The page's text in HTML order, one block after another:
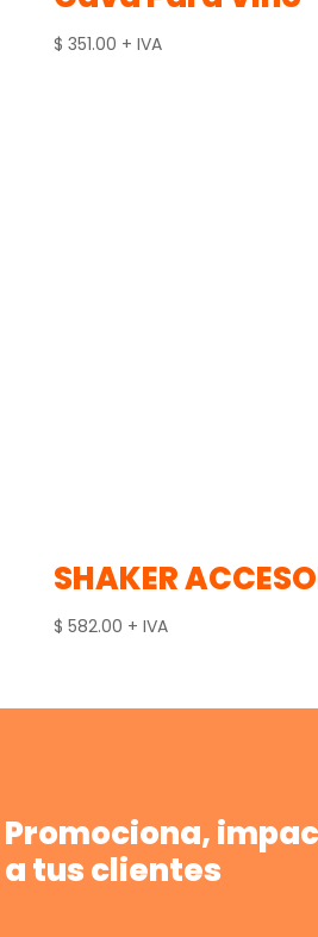
$ 351.00 + IVA
SHAKER
$ 582.00 + IVA
Promociona,
a tus clientes